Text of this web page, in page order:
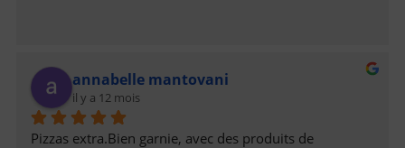
annabelle mantovani
il y a 12 mois
Pizzas extra.Bien garnie, avec des produits de